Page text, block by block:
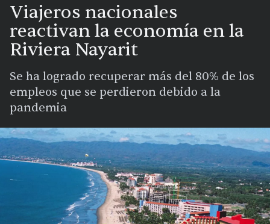
Viajeros nacionales
reactivan la economía en la
Riviera Nayarit
Se ha logrado recuperar más del 80% de los
empleos que se perdieron debido a la
pandemia